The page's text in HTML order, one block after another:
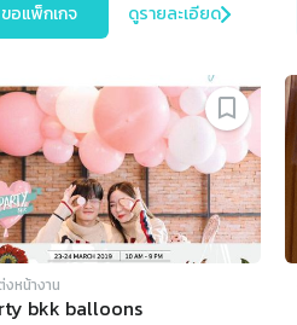
ขอแพ็กเกจ ดูรายละเอียด
หน้างาน
bkk balloons